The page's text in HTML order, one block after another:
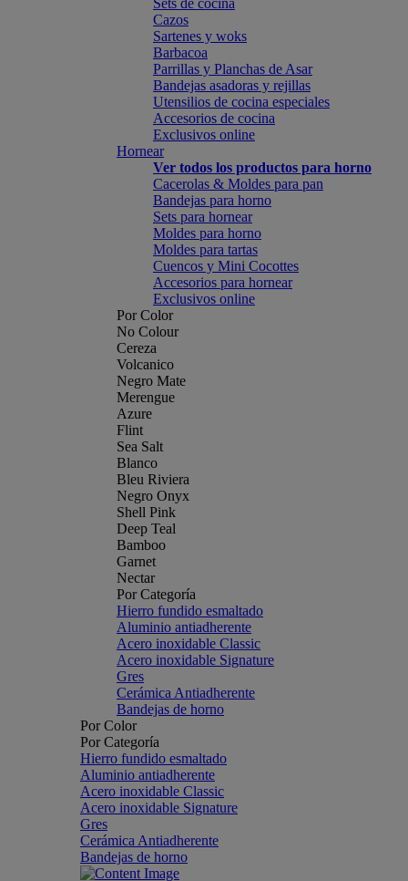
Sets de cocina
Cazos
Sartenes y woks
Barbacoa
Parrillas y Planchas de Asar
Bandejas asadoras y rejillas
Utensilios de cocina especiales
Accesorios de cocina
Exclusivos online
Hornear
Ver todos los productos para horno
Cacerolas & Moldes para pan
Bandejas para horno
Sets para hornear
Moldes para horno
Moldes para tartas
Cuencos y Mini Cocottes
Accesorios para hornear
Exclusivos online
Por Color
No Colour
Cereza
Volcanico
Negro Mate
Merengue
Azure
Flint
Sea Salt
Blanco
Bleu Riviera
Negro Onyx
Shell Pink
Deep Teal
Bamboo
Garnet
Nectar
Por Categoría
Hierro fundido esmaltado
Aluminio antiadherente
Acero inoxidable Classic
Acero inoxidable Signature
Gres
Cerámica Antiadherente
Bandejas de horno
Por Color
Por Categoría
Hierro fundido esmaltado
Aluminio antiadherente
Acero inoxidable Classic
Acero inoxidable Signature
Gres
Cerámica Antiadherente
Bandejas de horno